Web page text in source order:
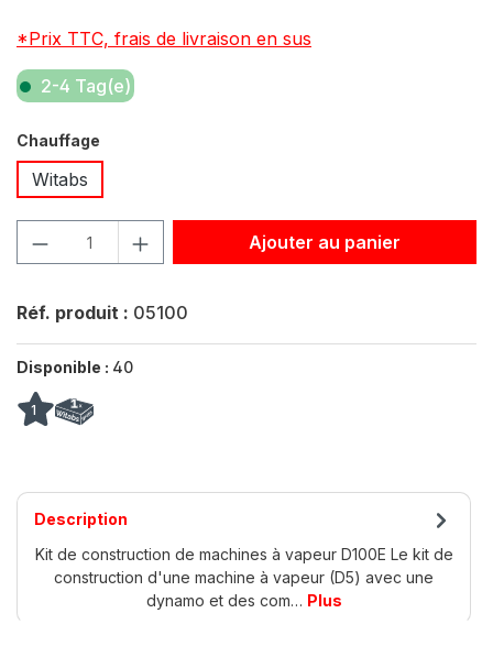
*Prix TTC, frais de livraison en sus
2-4 Tag(e)
Sélectionnez
Chauffage
Witabs
Quantité de produit : Entrez la quantité souhaitée ou
Ajouter au panier
Réf. produit : 05100
Disponible : 40
1
Description
Kit de construction de machines à vapeur D100E Le kit de
construction d'une machine à vapeur (D5) avec une
dynamo et des com… Plus